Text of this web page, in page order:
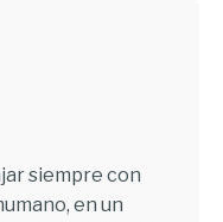
siempre con
en un